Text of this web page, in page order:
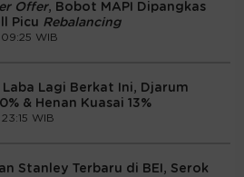
Offer, Bobot MAPI Dipangkas
Picu Rebalancing
WIB
Laba Lagi Berkat Ini, Djarum
& Henan Kuasai 13%
WIB
Stanley Terbaru di BEI, Serok